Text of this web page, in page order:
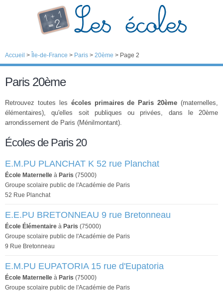
Accueil > Île-de-France > Paris > 20ème > Page 2
Paris 20ème
Retrouvez toutes les écoles primaires de Paris 20ème (maternelles,
élémentaires), qu'elles soit publiques ou privées, dans le 20ème
arrondissement de Paris (Ménilmontant).
Écoles de Paris 20
E.M.PU PLANCHAT K 52 rue Planchat
École Maternelle à Paris (75000)
Groupe scolaire public de l'Académie de Paris
52 Rue Planchat
E.E.PU BRETONNEAU 9 rue Bretonneau
École Élémentaire à Paris (75000)
Groupe scolaire public de l'Académie de Paris
9 Rue Bretonneau
E.M.PU EUPATORIA 15 rue d'Eupatoria
École Maternelle à Paris (75000)
Groupe scolaire public de l'Académie de Paris